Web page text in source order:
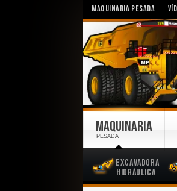
MAQUINARIA PESADA
MAQUINARIA
PESADA
Excavadora
Hidráulica